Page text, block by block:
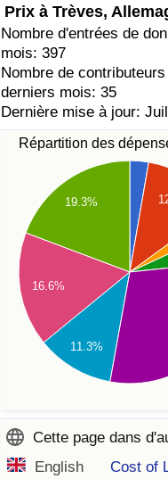
Prix à Trèves,
Nombre d'entrées de
mois: 397
Nombre de
derniers mois: 35
Dernière mise à jour:
Répartition des
19.3%
16.6%
11.3%
Cette page dans
English
Cost of